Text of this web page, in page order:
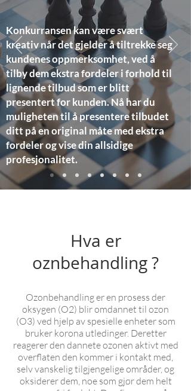
Konkurransen kan være svært
kreativ når det gjelder å tiltrekke seg
kundenes oppmerksomhet, ved å
tilby dem ekstra fordeler i forhold til
lignende tilbud som er blitt
presentert for kunden. Nå har du
muligheten til å presentere tilbudet
ditt på en original måte med ekstra
fordeler og vise din allsidige
profesjonalitet.
Hva er
oznbehandling ?
Ozonbehandling er en prosess der
oksygen (O2) blir omdannet til ozon
(O3) ved hjelp av spesielle enheter som
bruker korona utledinger. Deretter
reagerer den dannete ozonen aktivt med
overflaten den kommer i kontakt med,
selv vanskelig tilgjengelige områder, og
oksiderer dem, noe som gjør dem helt